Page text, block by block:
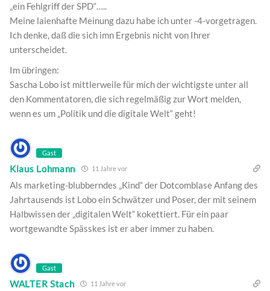
„ein Fehlgriff der SPD“…..
Meine laienhafte Meinung dazu habe ich unter -4-vorgetragen.
Ich denke, daß die sich imn Ergebnis nicht von Ihrer
unterscheidet.
Im übringen:
Sascha Lobo ist mittlerweile für mich der wichtigste unter all
den Kommentatoren, die sich regelmäßig zur Wort melden,
wenn es um „Politik und die digitale Welt“ geht!
Gast
Klaus Lohmann 11 Jahre vor
Als marketing-blubberndes „Kind“ der Dotcomblase Anfang des
Jahrtausends ist Lobo ein Schwätzer und Poser, der mit seinem
Halbwissen der „digitalen Welt“ kokettiert. Für ein paar
wortgewandte Spässkes ist er aber immer zu haben.
Gast
WALTER Stach 11 Jahre vor